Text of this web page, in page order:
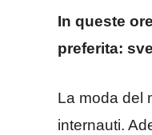
In queste
preferita:
La moda del
internauti.